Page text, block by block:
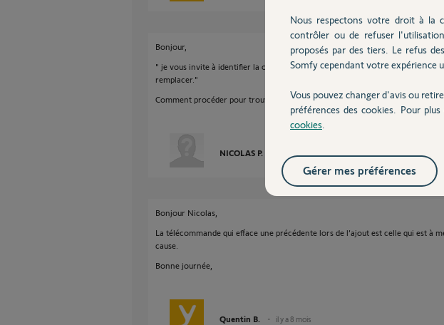
Bonjour,
" je vous invite à identifier la ou les télécommandes à l’origine de ce défaut et
remplacer."
Comment procéder pour trouver les télécommandes à l'origine du problème ?
NICOLAS P.
Bonjour Nicolas,
La télécommande qui efface une précédente lors de l’ajout est celle qui est à
cause.
Bonne journée,
Quentin B. il y a 8 mois
Nous respectons votre droit à la
contrôler ou de refuser
proposés par des tiers. Le refus
Somfy cependant votre expérience
Vous pouvez changer d'avis ou
préférences des cookies. Pour
cookies
Gérer mes préférences